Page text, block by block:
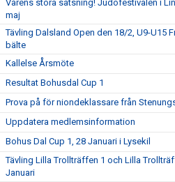
Vårens stora satsning! Judofestivalen i
maj
Tävling Dalsland Open den 18/2, U9-U15
bälte
Kallelse Årsmöte
Resultat Bohusdal Cup 1
Prova på för niondeklassare från
Uppdatera medlemsinformation
Bohus Dal Cup 1, 28 Januari i Lysekil
Tävling Lilla Trollträffen 1 och Lilla
Januari